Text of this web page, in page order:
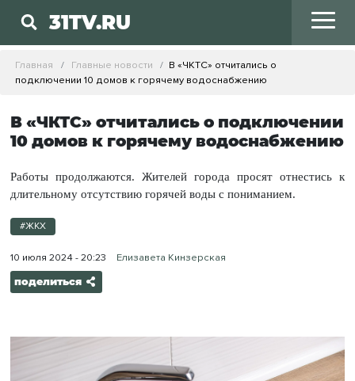
31TV.RU
Главная Главные новости
В «ЧКТС» отчитались о
подключении 10 домов к горячему водоснабжению
В «ЧКТС» отчитались о подключении
10 домов к горячему водоснабжению
Работы продолжаются. Жителей города просят отнестись к
длительному отсутствию горячей воды с пониманием.
#ЖКХ
10 июля 2024 - 20:23 Елизавета Кинзерская
поделиться